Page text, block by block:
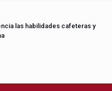
las habilidades cafeteras y